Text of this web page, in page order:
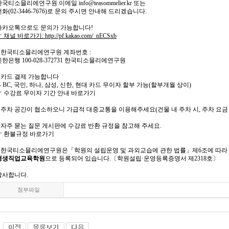
국티소믈리에연구원 이메일 info@teasommelier.kr 또는
화(02-3446-7676)로 문의 주시면 안내해 드리겠습니다.
카오톡으로도 문의가 가능합니다!
채널 바로가기: http://pf.kakao.com/_nECSxb
국티소믈리에연구원 계좌번호 :
한은행 100-028-372731 한국티소믈리에연구원
드 결제 가능합니다
국민, 하나, 삼성, 신한, 현대 카드 무이자 할부 가능(할부개월 상이)
강료 무이자 기간 안내 바로가기
차 공간이 협소하오니 가급적 대중교통을 이용해주세요(건물 내 주차 시, 주차 요
주 묻는 질문 게시판에 수강료 반환 규정을 참고해 주세요.
불규정 바로가기
국티소믈리에연구원은「학원의 설립운영 및 과외교습에 관한 법률」제6조에 따라
생직업교육학원으로 등록되어 있습니다.〔학원설립·운영등록증명서 제2318호〕
사합니다.
첨부파일